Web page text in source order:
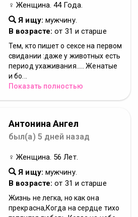
♀ Женщина. 44 Года.
Я ищу: мужчину.
В возрасте: от 31 и старше
Тем, кто пишет о сексе на первом
свидании :даже у животных есть
период ухаживания..... Женатые
и бо...
Показать полностью
Антонина Ангел
был(а) 5 дней назад
♀ Женщина. 56 Лет.
Я ищу: мужчину.
В возрасте: от 31 и старше
Жизнь не легка, но как она
прекрасна,Когда на сердце тихо